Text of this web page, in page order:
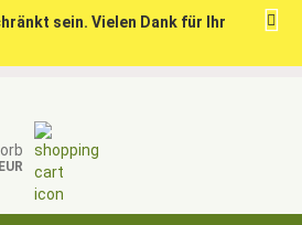
sein. Vielen Dank für Ihr